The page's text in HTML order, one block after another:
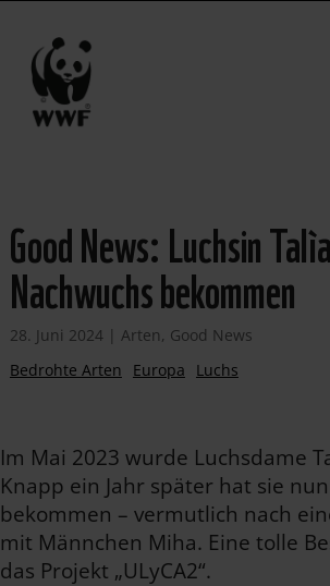
Good News: Luchsin
Nachwuchs bekommen
28. Juni 2024| Arten, Good News
Bedrohte Arten
Europa Luchs
Im Mai 2023 wurde Luchsdame
Knapp ein Jahr später hat sie
bekommen – vermutlich nach
mit Männchen Miha. Eine tolle
das Projekt „ULyCA2“.